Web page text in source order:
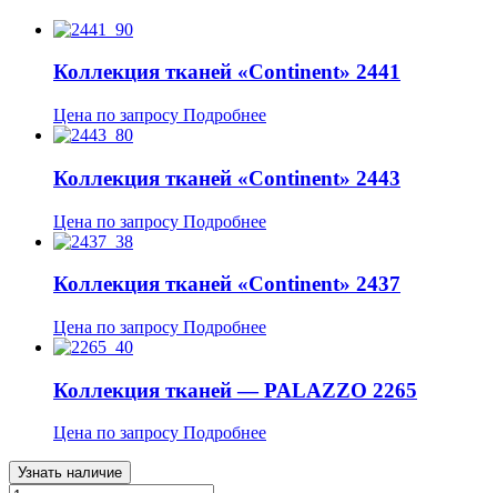
Коллекция тканей «Continent» 2441
Цена по запросу Подробнее
Коллекция тканей «Continent» 2443
Цена по запросу Подробнее
Коллекция тканей «Continent» 2437
Цена по запросу Подробнее
Коллекция тканей — PALAZZO 2265
Цена по запросу Подробнее
Узнать наличие